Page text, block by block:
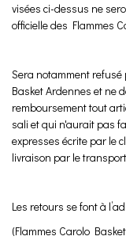
visées ci-dessus ne
officielle des Flammes
Sera notamment
Basket Ardennes et ne
remboursement tout
sali et qui n'aurait pas
expresses écrite par le
livraison par le
Les retours se font à
(Flammes Carolo